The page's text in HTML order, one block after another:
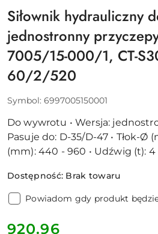
Siłownik hydrauliczny
jednostronny
7005/15-000/1, CT-
60/2/520
Symbol: 6997005150001
Do wywrotu • Wersja:
Pasuje do: D-35/D-47 • Tłok-Ø
(mm): 440 - 960 • Udźwig (t): 4
Dostępność: Brak towaru
Powiadom gdy produkt
cena:
920.96